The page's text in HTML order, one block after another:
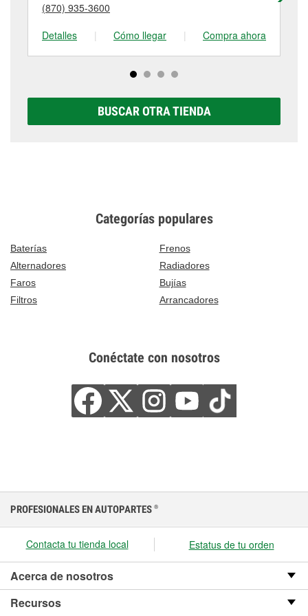
en 129 Highway 463 N, Trumann, AR.
tienda #757 para obtener más información.
(870) 935-3600
Detalles
| Cómo llegar | Compra ahora
BUSCAR OTRA TIENDA
Categorías populares
Baterías
Frenos
Alternadores
Radiadores
Faros
Bujías
Filtros
Arrancadores
Conéctate con nosotros
PROFESIONALES EN AUTOPARTES ®
Contacta tu tienda local Estatus de tu orden
Acerca de nosotros
Recursos